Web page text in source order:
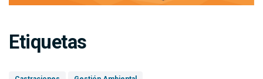
Etiquetas